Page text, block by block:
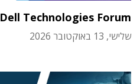
Dell Technologies Forum
שלישי, 13 באוקטובר 2026